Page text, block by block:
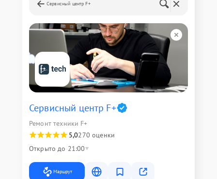
Сервисный центр F+
Сервисный центр F+
Ремонт техники F+
5,0270 оценки
Открыто до 21:00
Маршрут